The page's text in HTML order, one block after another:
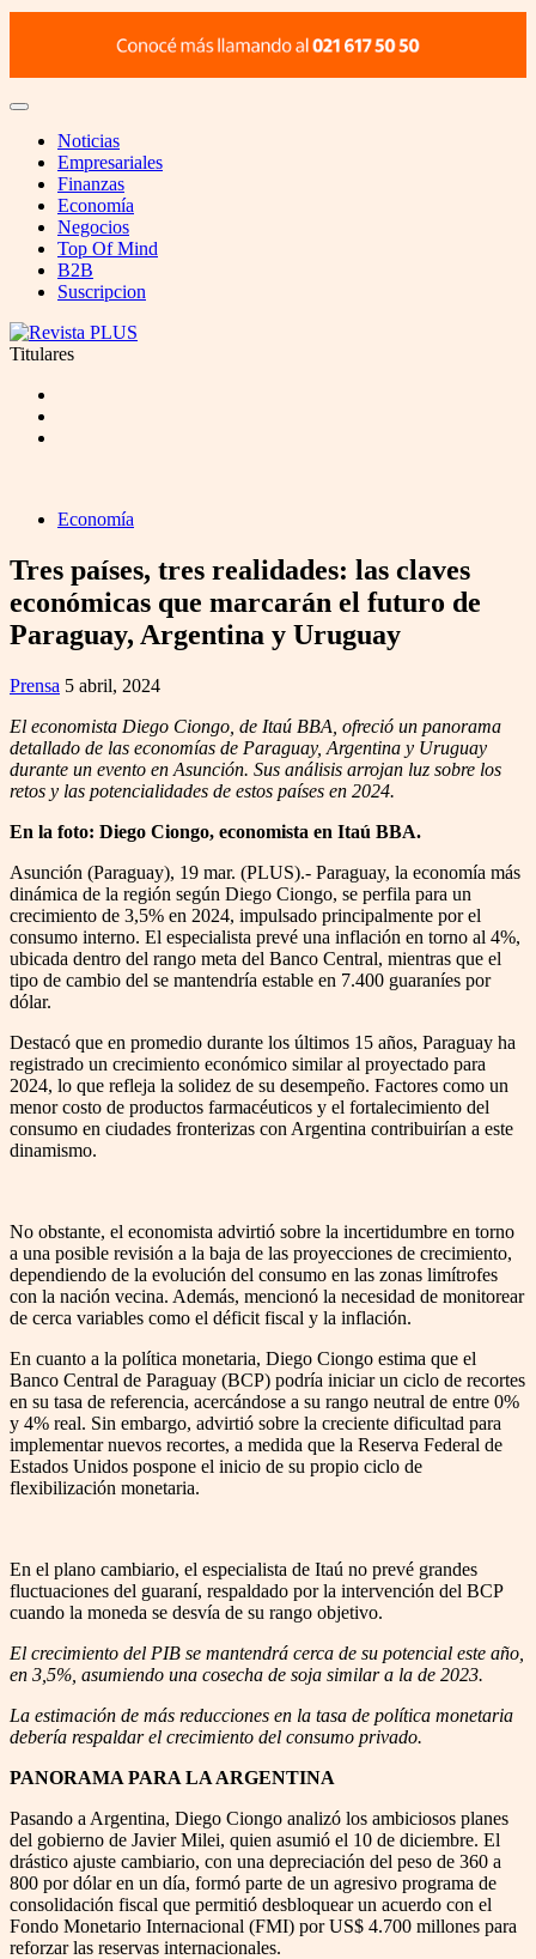
Noticias
Empresariales
Finanzas
Economía
Negocios
Top Of Mind
B2B
Suscripcion
Titulares
Economía
Tres países, tres realidades: las claves
económicas que marcarán el futuro de
Paraguay, Argentina y Uruguay
Prensa 5 abril, 2024
El economista Diego Ciongo, de Itaú BBA, ofreció un panorama
detallado de las economías de Paraguay, Argentina y Uruguay
durante un evento en Asunción. Sus análisis arrojan luz sobre los
retos y las potencialidades de estos países en 2024.
En la foto: Diego Ciongo, economista en Itaú BBA.
Asunción (Paraguay), 19 mar. (PLUS).- Paraguay, la economía más
dinámica de la región según Diego Ciongo, se perfila para un
crecimiento de 3,5% en 2024, impulsado principalmente por el
consumo interno. El especialista prevé una inflación en torno al 4%,
ubicada dentro del rango meta del Banco Central, mientras que el
tipo de cambio del se mantendría estable en 7.400 guaraníes por
dólar.
Destacó que en promedio durante los últimos 15 años, Paraguay ha
registrado un crecimiento económico similar al proyectado para
2024, lo que refleja la solidez de su desempeño. Factores como un
menor costo de productos farmacéuticos y el fortalecimiento del
consumo en ciudades fronterizas con Argentina contribuirían a este
dinamismo.
No obstante, el economista advirtió sobre la incertidumbre en torno
a una posible revisión a la baja de las proyecciones de crecimiento,
dependiendo de la evolución del consumo en las zonas limítrofes
con la nación vecina. Además, mencionó la necesidad de monitorear
de cerca variables como el déficit fiscal y la inflación.
En cuanto a la política monetaria, Diego Ciongo estima que el
Banco Central de Paraguay (BCP) podría iniciar un ciclo de recortes
en su tasa de referencia, acercándose a su rango neutral de entre 0%
y 4% real. Sin embargo, advirtió sobre la creciente dificultad para
implementar nuevos recortes, a medida que la Reserva Federal de
Estados Unidos pospone el inicio de su propio ciclo de
flexibilización monetaria.
En el plano cambiario, el especialista de Itaú no prevé grandes
fluctuaciones del guaraní, respaldado por la intervención del BCP
cuando la moneda se desvía de su rango objetivo.
El crecimiento del PIB se mantendrá cerca de su potencial este año,
en 3,5%, asumiendo una cosecha de soja similar a la de 2023.
La estimación de más reducciones en la tasa de política monetaria
debería respaldar el crecimiento del consumo privado.
PANORAMA PARA LA ARGENTINA
Pasando a Argentina, Diego Ciongo analizó los ambiciosos planes
del gobierno de Javier Milei, quien asumió el 10 de diciembre. El
drástico ajuste cambiario, con una depreciación del peso de 360 a
800 por dólar en un día, formó parte de un agresivo programa de
consolidación fiscal que permitió desbloquear un acuerdo con el
Fondo Monetario Internacional (FMI) por US$ 4.700 millones para
reforzar las reservas internacionales.